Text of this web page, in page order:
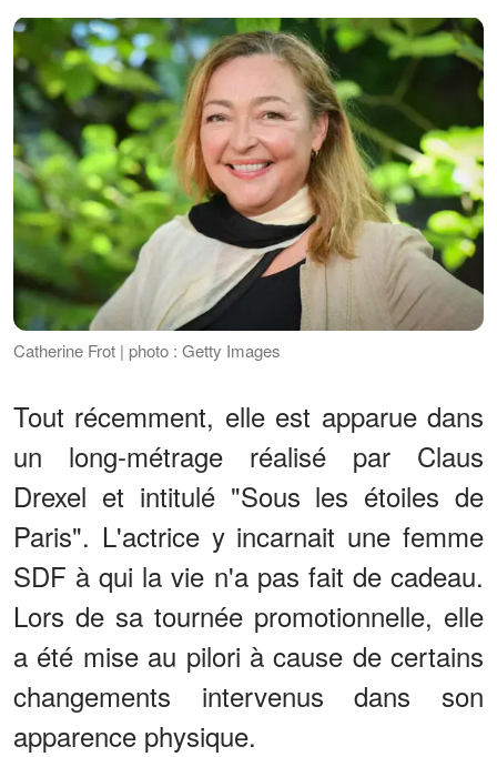
Catherine Frot | photo : Getty Images
Tout récemment, elle est apparue dans
un long-métrage réalisé par Claus
Drexel et intitulé "Sous les étoiles de
Paris". L'actrice y incarnait une femme
SDF à qui la vie n'a pas fait de cadeau.
Lors de sa tournée promotionnelle, elle
a été mise au pilori à cause de certains
changements intervenus dans son
apparence physique.